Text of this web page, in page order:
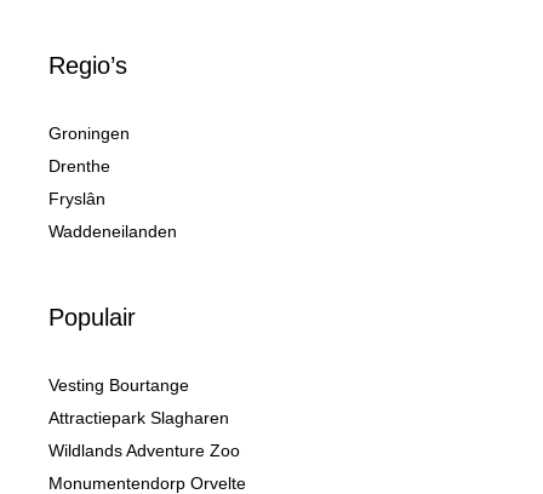
Regio’s
Groningen
Drenthe
Fryslân
Waddeneilanden
Populair
Vesting Bourtange
Attractiepark Slagharen
Wildlands Adventure Zoo
Monumentendorp Orvelte